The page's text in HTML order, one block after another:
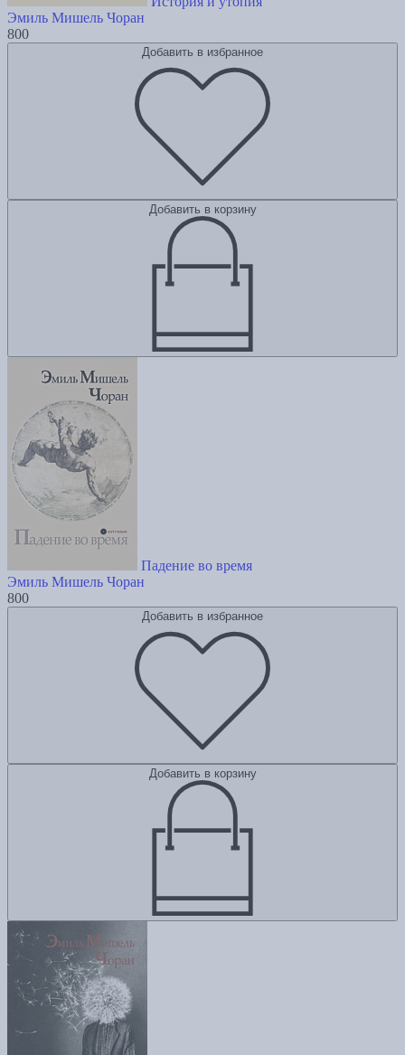
Эмиль Мишель Чоран
800
Добавить в избранное
Добавить в корзину
Падение во время
Эмиль Мишель Чоран
800
Добавить в избранное
Добавить в корзину